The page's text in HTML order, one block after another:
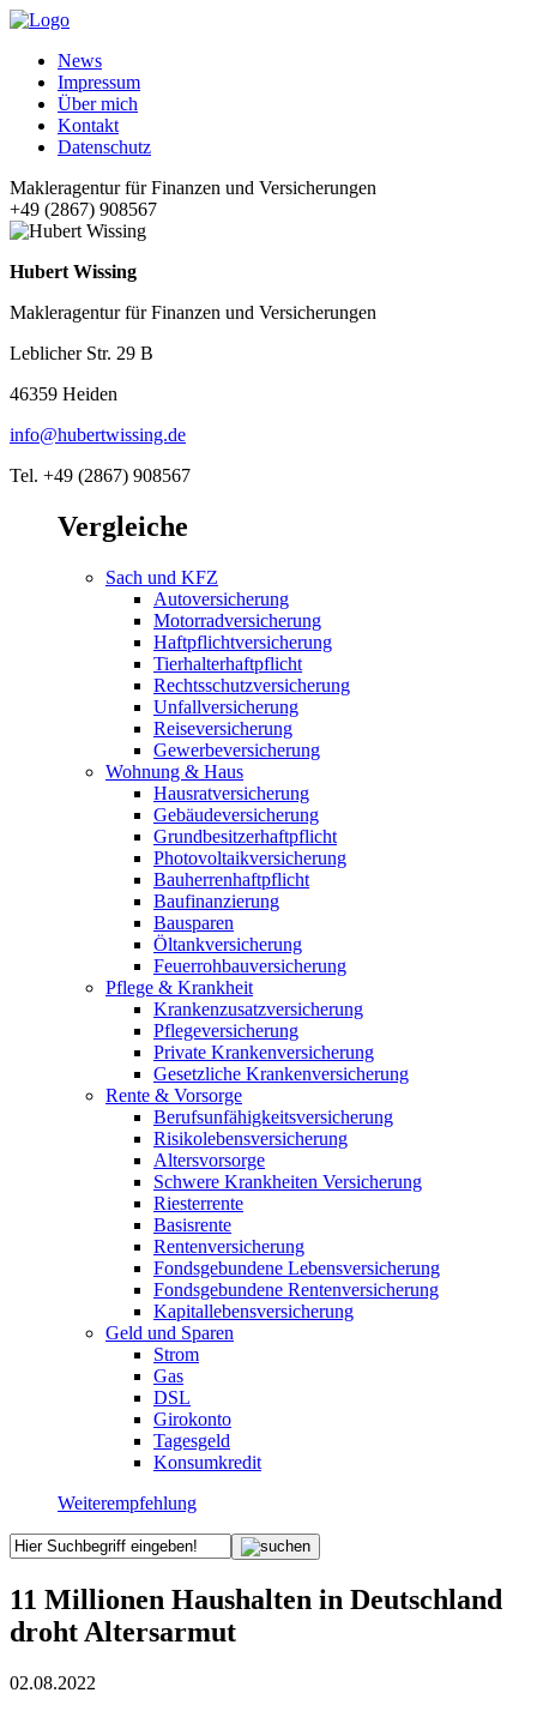
News
Impressum
Über mich
Kontakt
Datenschutz
Makleragentur für Finanzen und Versicherungen
+49 (2867) 908567
Hubert Wissing
Makleragentur für Finanzen und Versicherungen
Leblicher Str. 29 B
46359 Heiden
info@hubertwissing.de
Tel. +49 (2867) 908567
Vergleiche
Sach und KFZ
Autoversicherung
Motorradversicherung
Haftpflichtversicherung
Tierhalterhaftpflicht
Rechtsschutzversicherung
Unfallversicherung
Reiseversicherung
Gewerbeversicherung
Wohnung & Haus
Hausratversicherung
Gebäudeversicherung
Grundbesitzerhaftpflicht
Photovoltaikversicherung
Bauherrenhaftpflicht
Baufinanzierung
Bausparen
Öltankversicherung
Feuerrohbauversicherung
Pflege & Krankheit
Krankenzusatzversicherung
Pflegeversicherung
Private Krankenversicherung
Gesetzliche Krankenversicherung
Rente & Vorsorge
Berufs­unfähigkeitsversicherung
Risikolebensversicherung
Altersvorsorge
Schwere Krankheiten Versicherung
Riesterrente
Basisrente
Rentenversicherung
Fondsgebundene Lebensversicherung
Fondsgebundene Rentenversicherung
Kapitallebensversicherung
Geld und Sparen
Strom
Gas
DSL
Girokonto
Tagesgeld
Konsumkredit
Weiterempfehlung
11 Millionen Haushalten in Deutschland
droht Altersarmut
02.08.2022